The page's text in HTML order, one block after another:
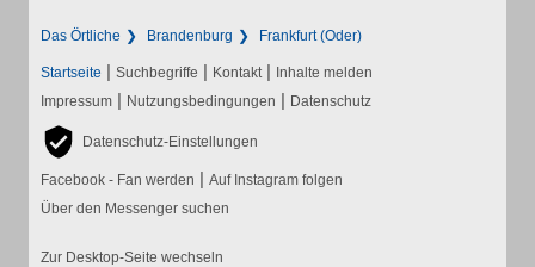
Das Örtliche Brandenburg Frankfurt (Oder)
Startseite | Suchbegriffe | Kontakt | Inhalte melden
Impressum | Nutzungsbedingungen | Datenschutz
Datenschutz-Einstellungen
Facebook - Fan werden | Auf Instagram folgen
Über den Messenger suchen
Zur Desktop-Seite wechseln